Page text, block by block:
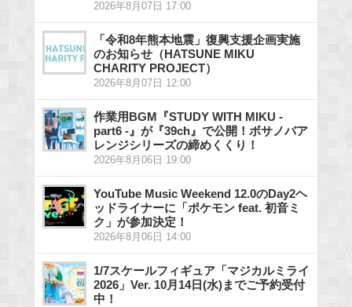
2026年8月07日 17:00
「令和8年熊本地震」復興支援企画実施
のお知らせ（HATSUNE MIKU
CHARITY PROJECT）
2026年8月07日 12:00
作業用BGM『STUDY WITH MIKU -
part6 -』が『39ch』で公開！ボサノバア
レンジシリーズの締めくくり！
2026年8月06日 19:00
YouTube Music Weekend 12.0のDay2ヘ
ッドライナーに「ポケモン feat. 初音ミ
ク」が参加決定！
2026年8月06日 14:00
1/7スケールフィギュア「マジカルミライ
2026」Ver. 10月14日(水)までご予約受付
中！